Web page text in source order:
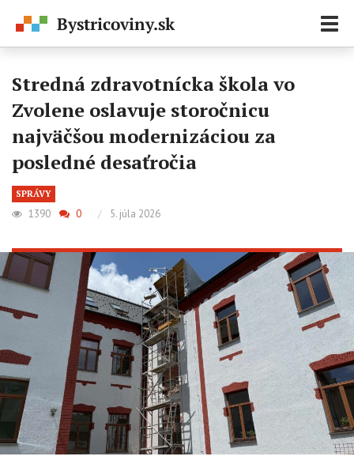
Stredná zdravotnícka škola vo
Zvolene oslavuje storočnicu
najväčšou modernizáciou za
posledné desaťročia
SPRÁVY
1390 0 / 5. júla 2026